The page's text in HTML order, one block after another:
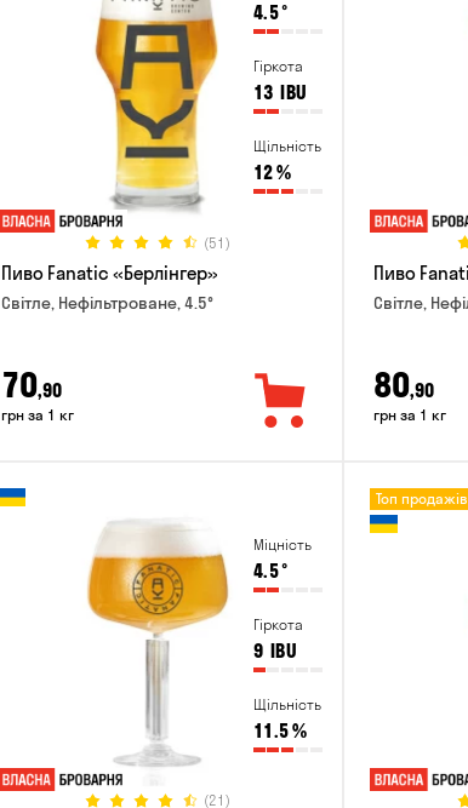
4.5°
Гіркота
13 IBU
Щільність
12%
(51)
Пиво Fanatic «Берлінгер»
Світле, Нефільтроване, 4.5°
70,90
грн за 1 кг
Пиво
Світле,
80,90
грн за 1 кг
Міцність
4.5°
Гіркота
9 IBU
Щільність
11.5%
(21)
Топ продажів